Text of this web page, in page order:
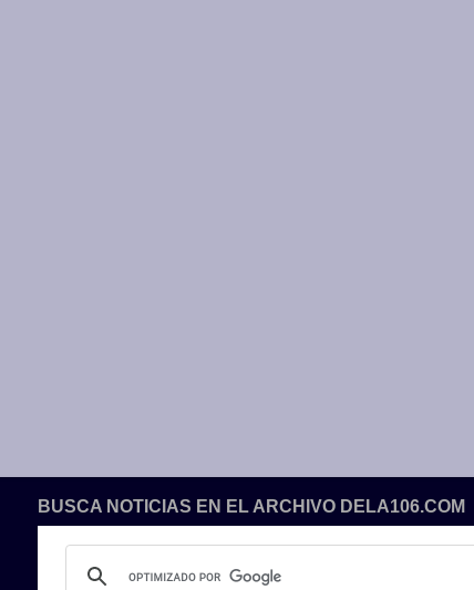
BUSCA NOTICIAS EN EL ARCHIVO DELA106.COM